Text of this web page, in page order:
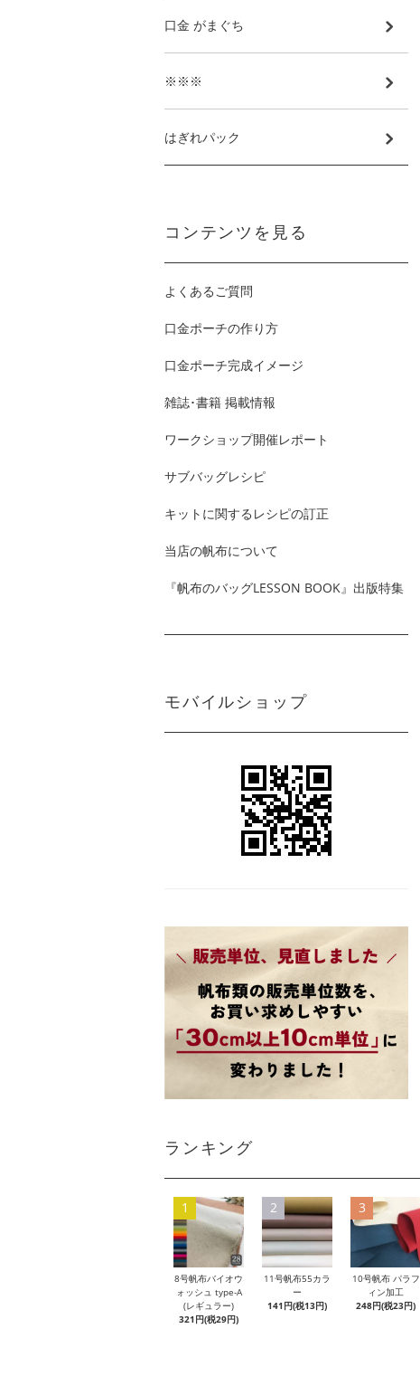
口金 がまぐち
※※※
はぎれパック
コンテンツを見る
よくあるご質問
口金ポーチの作り方
口金ポーチ完成イメージ
雑誌･書籍 掲載情報
ワークショップ開催レポート
サブバッグレシピ
キットに関するレシピの訂正
当店の帆布について
『帆布のバッグLESSON BOOK』出版特集
モバイルショップ
ランキング
1
8号帆布バイオウ
ォッシュ type-A
(レギュラー)
321円(税29円)
2
11号帆布55カラ
ー
141円(税13円)
3
10号帆布 パラフ
ィン加工
248円(税23円)